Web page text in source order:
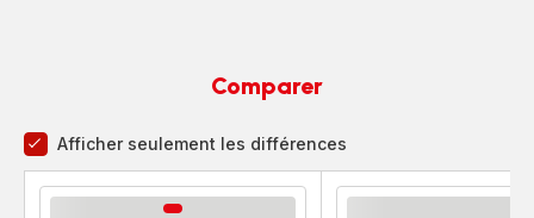
Comparer
Afficher seulement les différences